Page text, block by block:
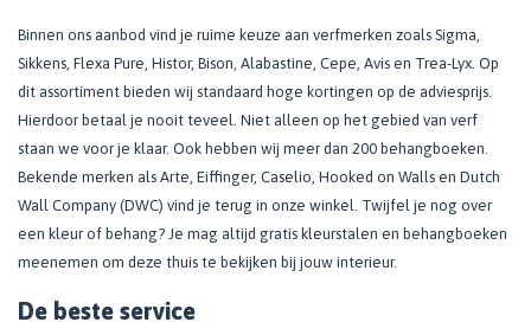
Binnen ons aanbod vind je ruime keuze aan verfmerken zoals Sigma,
Sikkens, Flexa Pure, Histor, Bison, Alabastine, Cepe, Avis en Trea-Lyx. Op
dit assortiment bieden wij standaard hoge kortingen op de adviesprijs.
Hierdoor betaal je nooit teveel. Niet alleen op het gebied van verf
staan we voor je klaar. Ook hebben wij meer dan 200 behangboeken.
Bekende merken als Arte, Eiffinger, Caselio, Hooked on Walls en Dutch
Wall Company (DWC) vind je terug in onze winkel. Twijfel je nog over
een kleur of behang? Je mag altijd gratis kleurstalen en behangboeken
meenemen om deze thuis te bekijken bij jouw interieur.
De beste service